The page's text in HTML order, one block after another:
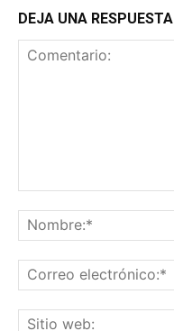
DEJA UNA RESPUESTA